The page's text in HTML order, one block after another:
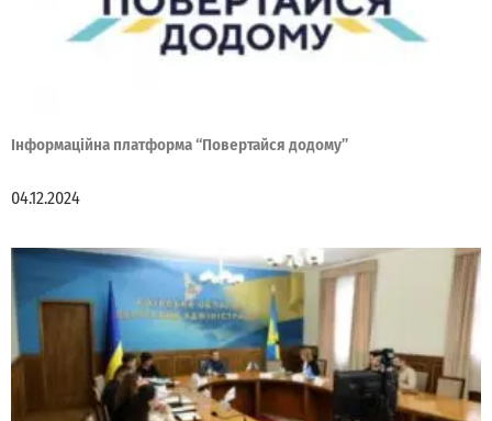
Інформаційна платформа “Повертайся додому”
04.12.2024